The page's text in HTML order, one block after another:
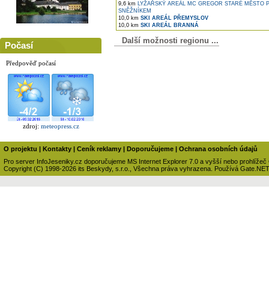
Počasí
Předpověď počasí
zdroj: meteopress.cz
9,6 km LYŽAŘSKÝ AREÁL MC GREGOR STARÉ MĚSTO
SNĚŽNÍKEM
10,0 km SKI AREÁL PŘEMYSLOV
10,0 km SKI AREÁL BRANNÁ
Další možnosti regionu ...
O projektu | Kontakty | Ceník reklamy | Doporučujeme | Ochrana osobních údajů
Pro server InfoJeseniky.cz doporučujeme MS Internet Explorer 7.0 a vyšší nebo prohlížeč
Copyright (C) 1998-2026 its Beskydy, s.r.o., Všechna práva vyhrazena. Používá